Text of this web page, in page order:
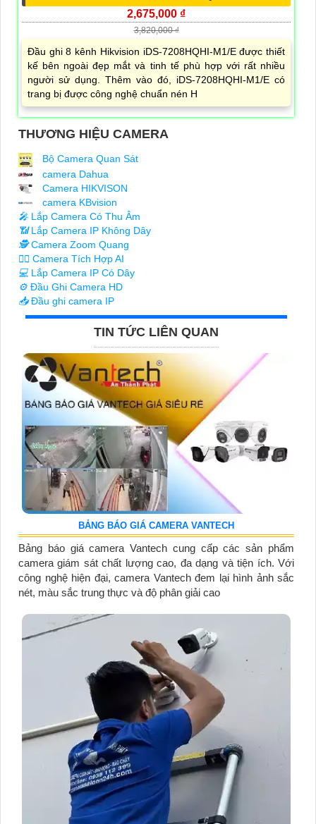
2,675,000 ₫
3,820,000 ₫
Đầu ghi 8 kênh Hikvision iDS-7208HQHI-M1/E được thiết
kế bên ngoài đẹp mắt và tinh tế phù hợp với rất nhiều
người sử dụng. Thêm vào đó, iDS-7208HQHI-M1/E có
trang bị được công nghệ chuẩn nén H
THƯƠNG HIỆU CAMERA
Bộ Camera Quan Sát
camera Dahua
Camera HIKVISON
camera KBvision
️🎤️ Lắp Camera Có Thu Âm
📶Lắp Camera IP Không Dây
🕵️Camera Zoom Quang
🧛‍♀️ Camera Tích Hợp AI
💻 Lắp Camera IP Có Dây
⚙️ Đầu Ghi Camera HD
📥Đầu ghi camera IP
TIN TỨC LIÊN QUAN
BẢNG BÁO GIÁ CAMERA VANTECH
Bảng báo giá camera Vantech cung cấp các sản phẩm
camera giám sát chất lượng cao, đa dạng và tiện ích. Với
công nghệ hiện đại, camera Vantech đem lại hình ảnh sắc
nét, màu sắc trung thực và độ phân giải cao